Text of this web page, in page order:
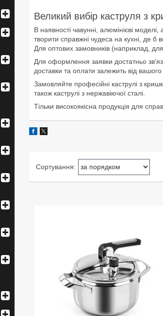
Великий вибір каструля з
В наявності чавунні, алюмінієві
творити справжні чудеса на кухні, де
Для оптових замовників (наприклад,
Для оформлення заявки достатньо
доставки та оплати залежить від
Замовляйте професійні каструлі з
також каструлі з нержавіючої сталі.
Тільки високоякісна продукція для